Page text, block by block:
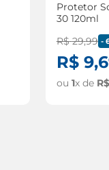
Protetor
30 120ml
R$ 29,99 -
R$ 9,
ou 1x de R$